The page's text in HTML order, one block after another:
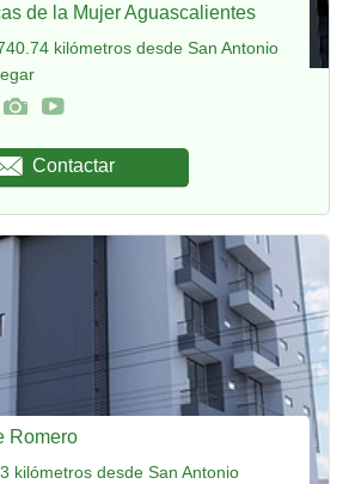
de la Mujer Aguascalientes
kilómetros desde San Antonio
Contactar
Romero
kilómetros desde San Antonio